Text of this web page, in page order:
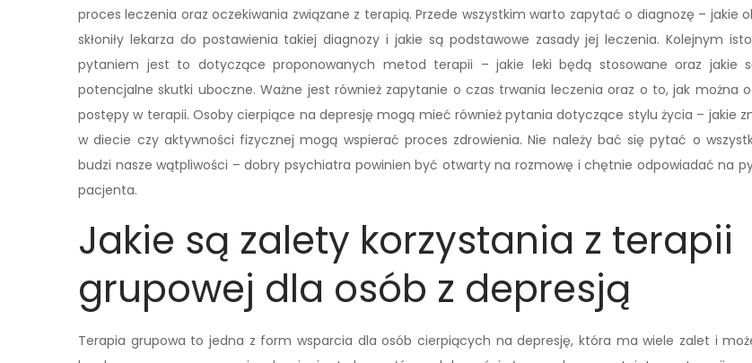
proces leczenia oraz oczekiwania związane z terapią. Przede wszystkim warto zapytać o diagnozę – jakie
skłoniły lekarza do postawienia takiej diagnozy i jakie są podstawowe zasady jej leczenia. Kolejnym
pytaniem jest to dotyczące proponowanych metod terapii – jakie leki będą stosowane oraz jakie
potencjalne skutki uboczne. Ważne jest również zapytanie o czas trwania leczenia oraz o to, jak można
postępy w terapii. Osoby cierpiące na depresję mogą mieć również pytania dotyczące stylu życia – jakie
w diecie czy aktywności fizycznej mogą wspierać proces zdrowienia. Nie należy bać się pytać o
budzi nasze wątpliwości – dobry psychiatra powinien być otwarty na rozmowę i chętnie odpowiadać na
pacjenta.
Jakie są zalety korzystania z terapii
grupowej dla osób z depresją
Terapia grupowa to jedna z form wsparcia dla osób cierpiących na depresję, która ma wiele zalet i